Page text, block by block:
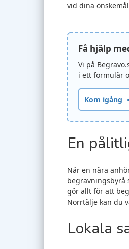
Få hjälp
Vi på
i ett formulär
Kom igång
vid dina
En
När en nära
begravningsbyrå
gör allt för att
Norrtälje kan du
Lokala